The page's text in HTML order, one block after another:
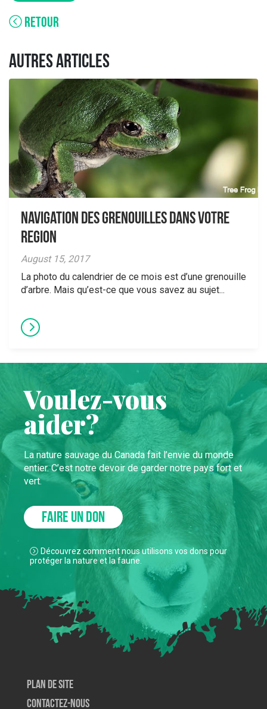
RETOUR
AUTRES ARTICLES
Navigation des grenouilles dans votre
region
August 15, 2017
La photo du calendrier de ce mois est d’une grenouille
d’arbre. Mais qu’est-ce que vous savez au sujet...
Voulez-vous
aider?
La nature sauvage du Canada fait l’envie du monde
entier. C’est notre devoir de garder notre pays fort et
vert.
FAIRE UN DON
Découvrez comment nous utilisons vos dons pour
protéger la nature et la faune.
Plan de site
Contactez-nous